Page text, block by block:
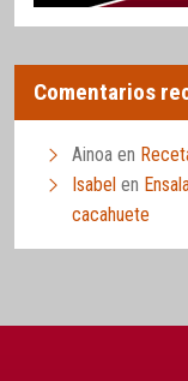
Comentarios
Ainoa en
Isabel en
cacahuete